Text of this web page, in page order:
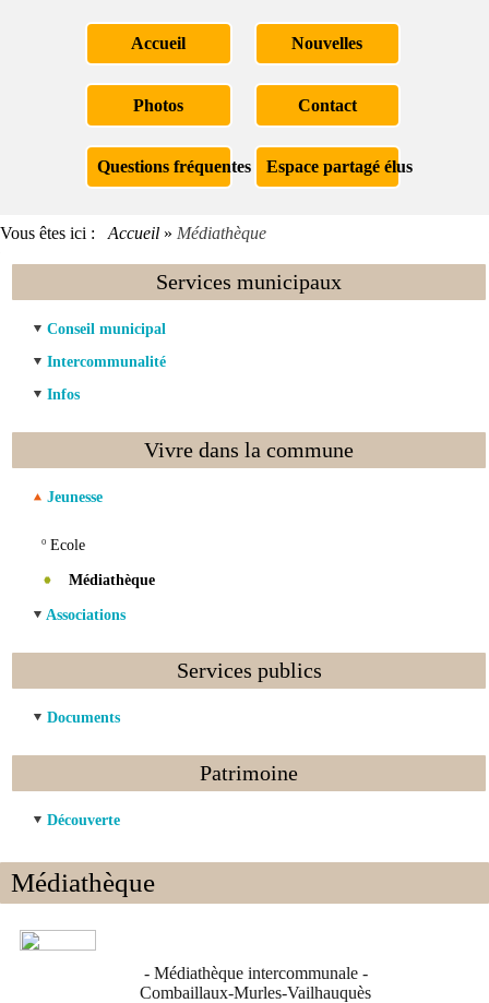
Accueil Nouvelles
Photos Contact
Questions fréquentes Espace partagé élus
Vous êtes ici : Accueil » Médiathèque
Services municipaux
Conseil municipal
Intercommunalité
Infos
Vivre dans la commune
Jeunesse
º Ecole
Médiathèque
Associations
Services publics
Documents
Patrimoine
Découverte
Médiathèque
- Médiathèque intercommunale -
Combaillaux-Murles-Vailhauquès